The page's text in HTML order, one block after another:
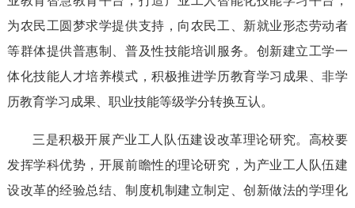
为农民工圆梦求学提供支持，向农民工、新就业形态劳动者
等群体提供普惠制、普及性技能培训服务。创新建立工学一
体化技能人才培养模式，积极推进学历教育学习成果、非学
历教育学习成果、职业技能等级学分转换互认。
三是积极开展产业工人队伍建设改革理论研究。高校要
发挥学科优势，开展前瞻性的理论研究，为产业工人队伍建
设改革的经验总结、制度机制建立制定、创新做法的学理化